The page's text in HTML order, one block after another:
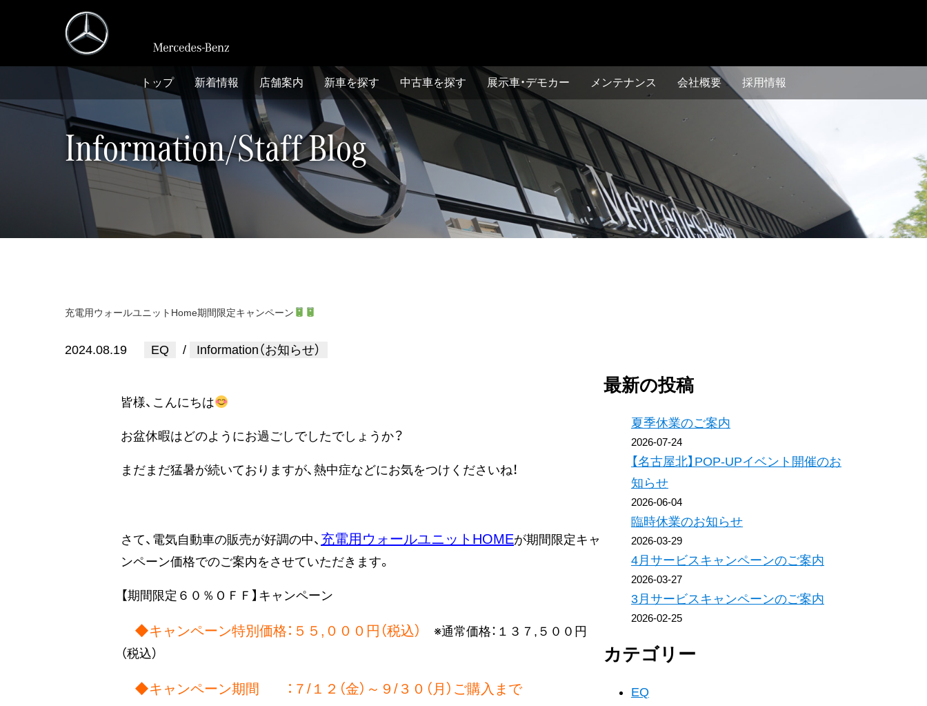
トップ 新着情報 店舗案内 新⾞を探す 中古⾞を探す 展示車・デモカー メンテナンス 会社概要 採⽤情報
Information/Staff Blog
充電用ウォールユニットHome期間限定キャンペーン
2024.08.19 EQ / Information（お知らせ）
皆様、こんにちは
お盆休暇はどのようにお過ごしでしたでしょうか？
まだまだ猛暑が続いておりますが、熱中症などにお気をつけくださいね！
さて、電気自動車の販売が好調の中、 充電用ウォールユニットHOMEが期間限定キャ
ンペーン価格でのご案内をさせていただきます。
【期間限定６０％ＯＦＦ】キャンペーン
◆キャンペーン特別価格：５５,０００円（税込）
※通常価格：１３７,５００円
（税込）
◆キャンペーン期間 ：７/１２（金）～９/３０（月）ご購入まで
最新の投稿
夏季休業のご案内
2026-07-24
【名古屋北】POP-UPイベント開催のお
知らせ
2026-06-04
臨時休業のお知らせ
2026-03-29
4月サービスキャンペーンのご案内
2026-03-27
3月サービスキャンペーンのご案内
2026-02-25
カテゴリー
EQ